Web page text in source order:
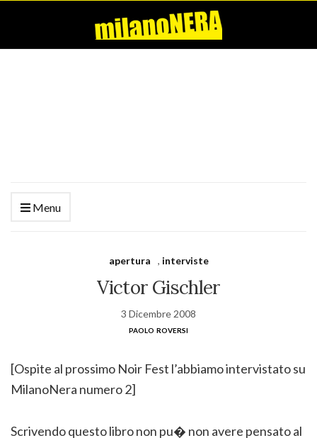
Menu
apertura , interviste
Victor Gischler
3 Dicembre 2008
paolo roversi
[Ospite al prossimo Noir Fest l’abbiamo intervistato su
MilanoNera numero 2]
Scrivendo questo libro non pu� non avere pensato al